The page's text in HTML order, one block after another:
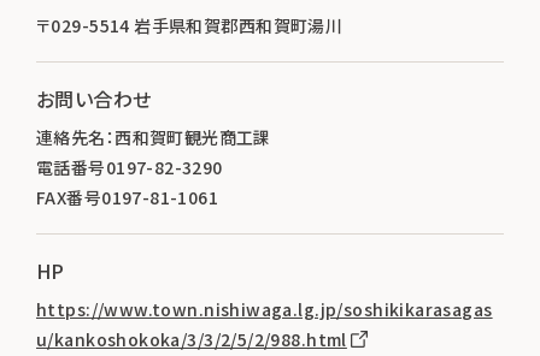
〒029-5514 岩手県和賀郡西和賀町湯川
お問い合わせ
連絡先名：西和賀町観光商工課
電話番号0197-82-3290
FAX番号0197-81-1061
HP
https://www.town.nishiwaga.lg.jp/soshikikarasagas
u/kankoshokoka/3/3/2/5/2/988.html